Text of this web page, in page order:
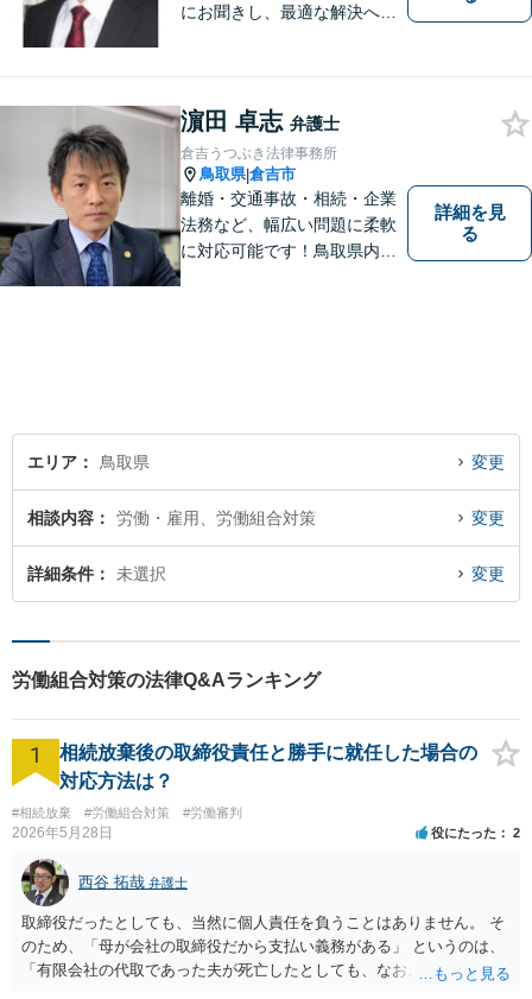
にお聞きし、最適な解決へと
濵田 卓志 弁護士
倉吉うつぶき法律事務所
鳥取県|倉吉市
離婚・交通事故・相続・企業
法務など、幅広い問題に柔軟
に対応可能です！鳥取県内の
詳細を見
る
エリア 鳥取県 変更
相談内容 労働・雇用、労働組合対策 変更
詳細条件 未選択 変更
労働組合対策の法律Q&Aランキング
1
相続放棄後の取締役責任と勝手に就任した場合の
対応方法は？
#相続放棄 #労働組合対策 #労働審判
2026年5月28日 役にたった 2
西谷 拓哉 弁護士
取締役だったとしても、当然に個人責任を負うことはありません。 そ
のため、「母が会社の取締役だから支払い義務がある」 というのは、
「有限会社の代取であった夫が死亡したとしても、なお、母は有限会